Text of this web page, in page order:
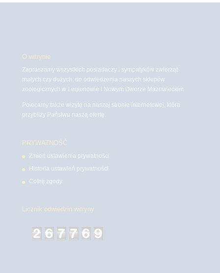
O witrynie
Zapraszamy wszystkich posiadaczy i sympatyków zwierząt
małych czy dużych, do odwiedzenia naszych sklepów
zoologicznych w Legionowie i Nowym Dworze Mazowieckim
Polecamy także wizytę na naszej stronie internetowej, która
przybliży Państwu naszą ofertę.
PRYWATNOŚĆ
Zmień ustawienia prywatności
Historia ustawień prywatności
Cofnij zgody
Licznik odwiedzin witryny